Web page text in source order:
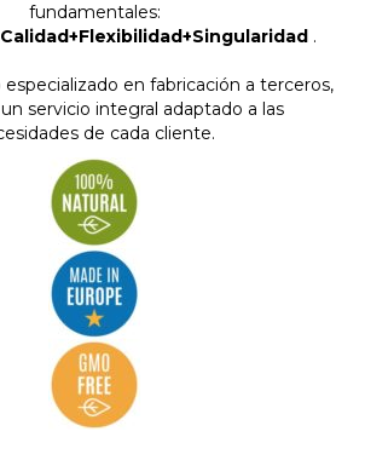
fundamentales:
.
en fabricación a terceros,
servicio integral adaptado a las
de cada cliente.